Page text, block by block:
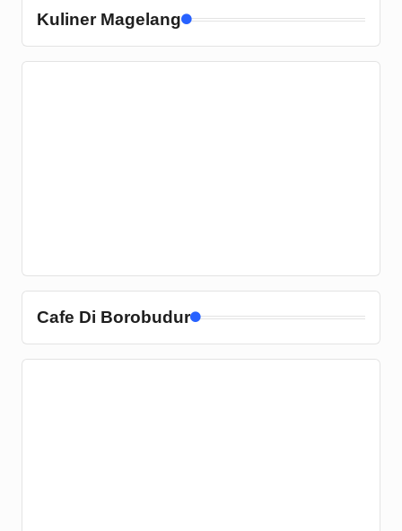
Kuliner Magelang
Cafe Di Borobudur